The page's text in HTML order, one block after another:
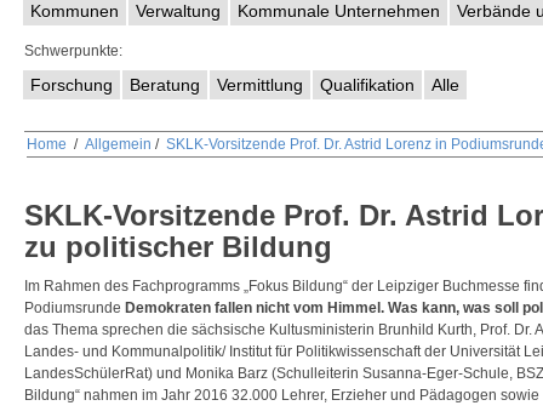
Kommunen
Verwaltung Kommunale Unternehmen Verbände
Schwerpunkte:
Forschung Beratung Vermittlung Qualifikation Alle
Home / Allgemein / SKLK-Vorsitzende Prof. Dr. Astrid Lorenz in
SKLK-Vorsitzende Prof. Dr. Astrid
zu politischer Bildung
Im Rahmen des Fachprogramms „Fokus Bildung“ der Leipziger Buchmesse
Podiumsrunde Demokraten fallen nicht vom Himmel. Was kann, was soll
das Thema sprechen die sächsische Kultusministerin Brunhild Kurth, Prof. Dr.
Landes- und Kommunalpolitik/ Institut für Politikwissenschaft der Universität
LandesSchülerRat) und Monika Barz (Schulleiterin Susanna-Eger-Schule,
Bildung“ nahmen im Jahr 2016 32.000 Lehrer, Erzieher und Pädagogen